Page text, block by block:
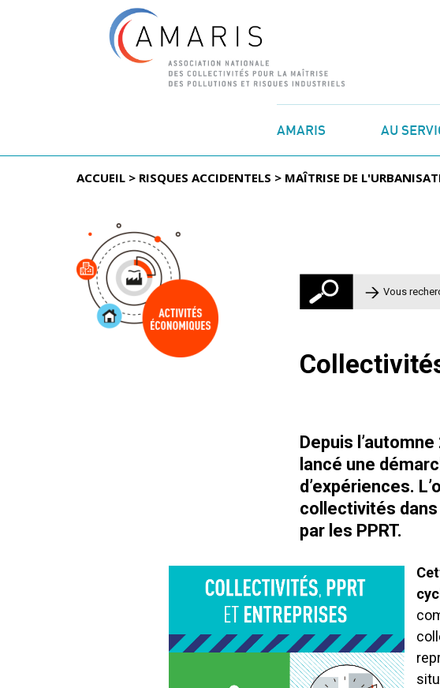
AMARIS AU
ACCUEIL > RISQUES ACCIDENTELS > MAÎTRISE DE
Rechercher :
Depuis
lancé une
d’expériences.
collectivités
par les PPRT.